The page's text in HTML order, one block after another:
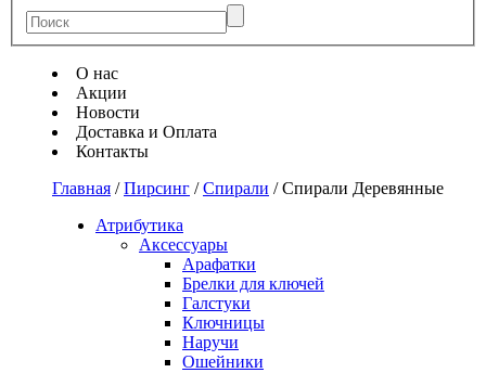
О нас
Акции
Новости
Доставка и Оплата
Контакты
Главная /Пирсинг /Спирали /Спирали Деревянные
Атрибутика
Аксессуары
Арафатки
Брелки для ключей
Галстуки
Ключницы
Наручи
Ошейники